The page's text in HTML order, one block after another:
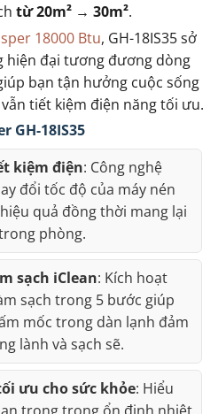
từ 20m² → 30m².
18000 Btu, GH-18IS35 sở
hiện đại tương đương dòng
bạn tận hưởng cuộc sống
tiết kiệm điện năng tối ưu.
GH-18IS35
kiệm điện: Công nghệ
đổi tốc độ của máy nén
quả đồng thời mang lại
phòng.
sạch iClean: Kích hoạt
sạch trong 5 bước giúp
mốc trong dàn lạnh đảm
lành và sạch sẽ.
ưu cho sức khỏe: Hiểu